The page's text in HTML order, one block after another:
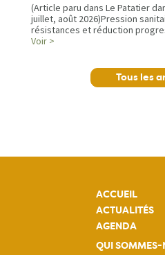
(Article paru dans Le Patatier
juillet, août 2026)Pression
résistances et réduction
Voir >
Tous les
ACCUEIL
ACTUALITÉS
AGENDA
QUI SOMMES-